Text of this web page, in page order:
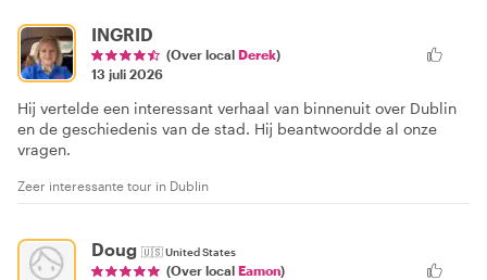
INGRID
(Over local Derek)
13 juli 2026
Hij vertelde een interessant verhaal van binnenuit over Dublin
en de geschiedenis van de stad. Hij beantwoordde al onze
vragen.
Zeer interessante tour in Dublin
Doug 🇺🇸United States
(Over local Eamon)